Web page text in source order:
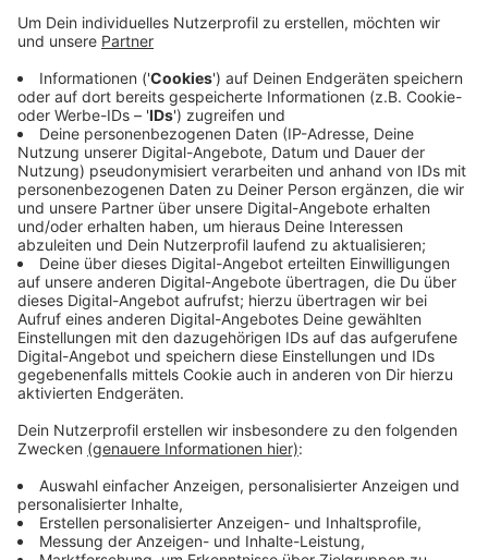
Anzeige
Biermarken - jahrelang jeden Tag ein anderes
deutsches Bier
Anzeige
Laut demDeutschen Brauer-Bundgibt es in
Deutschland über 7500 Biermarken. So viele wir
nirgendwo sonst. Damit könnte man also locker in den
nächsten 20 Jahren jeden Tag ein anderes deutsches
Bier trinken. Ob das gesund ist, darüber kann man
sicher streiten. Allerdings zählt der Verband auch
alkoholfreie Biere dazu. Vielleicht sollte man dann
davon immer mal wieder eines zwischenschieben.
Biersommelier-Weltmeisterschaften